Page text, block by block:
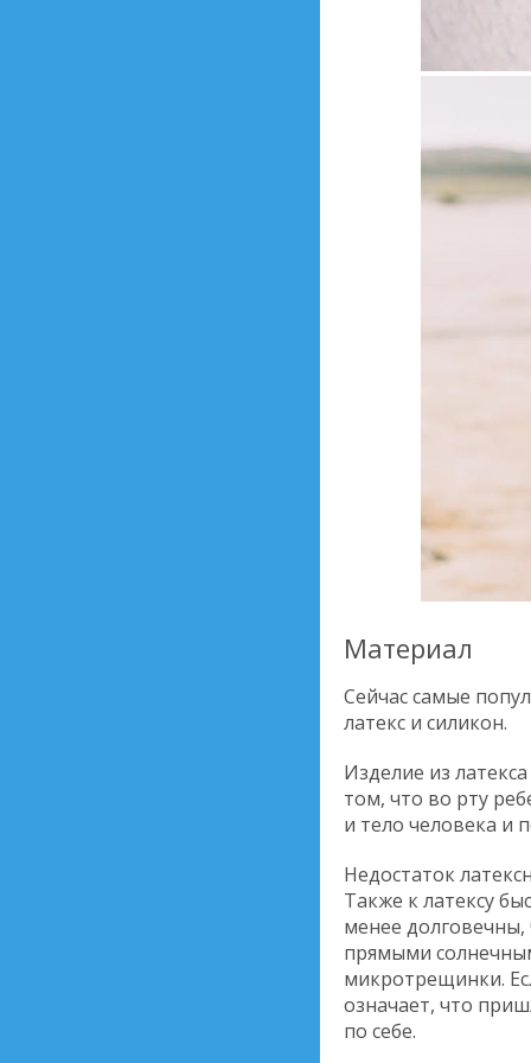
Материал
Сейчас самые
латекс и силикон.
Изделие из
том, что во рту
и тело человека и
Недостаток
Также к латексу
менее долговечны,
прямыми
микротрещинки.
означает, что
по себе.